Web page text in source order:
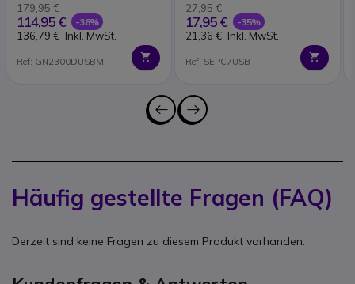
179,95 €
114,95 € -36%
136,79 € Inkl. MwSt.
Ref: GN2300DUSBM
27,95 €
17,95 € -35%
21,36 € Inkl. MwSt.
Ref: SEPC7USB
Häufig gestellte Fragen (FAQ)
Derzeit sind keine Fragen zu diesem Produkt vorhanden.